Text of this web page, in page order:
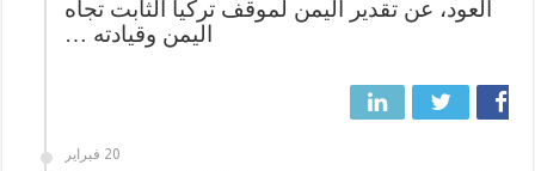
العود، عن تقدير اليمن لموقف تركيا الثابت تجاه
اليمن وقيادته …
20 فبراير